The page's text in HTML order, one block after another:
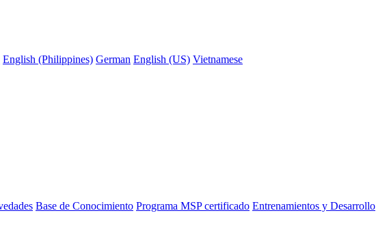
English (Philippines) German English (US) Vietnamese
Base de Conocimiento Programa MSP certificado Entrenamientos y Desarrollo